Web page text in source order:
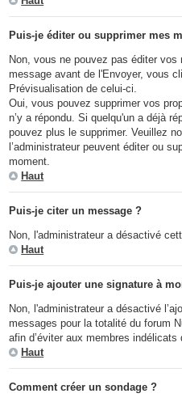
Puis-je éditer ou supprimer mes
Non, vous ne pouvez pas éditer
message avant de l'Envoyer, vous
Prévisualisation de celui-ci.
Oui, vous pouvez supprimer vos
n’y a répondu. Si quelqu'un a déjà
pouvez plus le supprimer. Veuillez
l’administrateur peuvent éditer ou
moment.
Haut
Puis-je citer un message ?
Non, l'administrateur a désactivé
Haut
Puis-je ajouter une signature à
Non, l'administrateur a désactivé
messages pour la totalité du forum
afin d’éviter aux membres
Haut
Comment créer un sondage ?